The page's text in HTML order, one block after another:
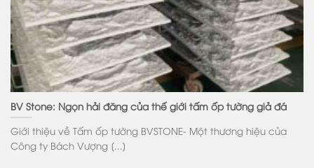
BV Stone: Ngọn hải đăng của thế giới tấm ốp tường giả đá
Giới thiệu về Tấm ốp tường BVSTONE- Một thương hiệu của
Công ty Bách Vượng [...]